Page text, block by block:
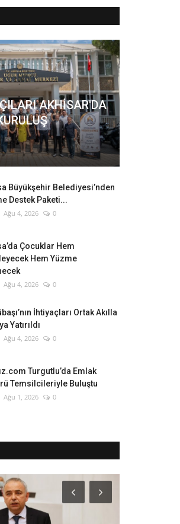
AKHİSAR'DA
Büyükşehir Belediyesi’nden
Destek Paketi...
Ağu 4, 2026 0
Çocuklar Hem
Hem Yüzme
Ağu 4, 2026 0
İhtiyaçları Ortak Akılla
Yatırıldı
Ağu 4, 2026 0
Turgutlu’da Emlak
Temsilcileriyle Buluştu
Ağu 1, 2026 0